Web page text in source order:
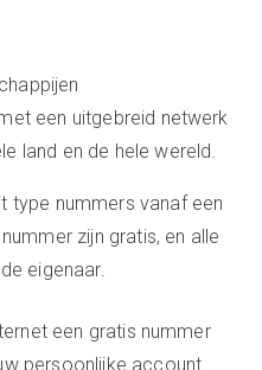
een uitgebreid netwerk
land en de hele wereld.
type nummers vanaf een
zijn gratis, en alle
eigenaar.
een gratis nummer
persoonlijke account